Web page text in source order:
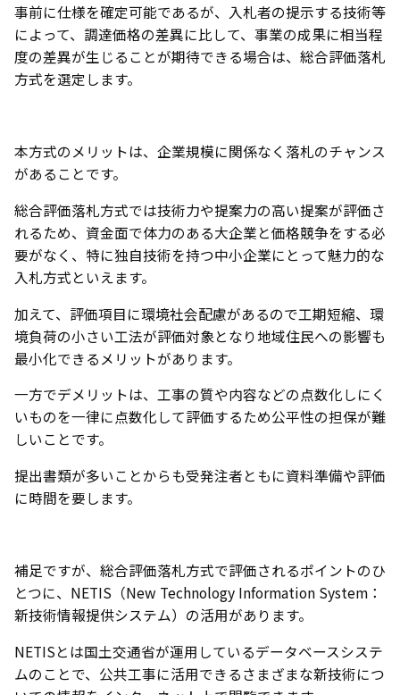
事前に仕様を確定可能であるが、入札者の提示する技術等
によって、調達価格の差異に比して、事業の成果に相当程
度の差異が生じることが期待できる場合は、総合評価落札
方式を選定します。
本方式のメリットは、企業規模に関係なく落札のチャンス
があることです。
総合評価落札方式では技術力や提案力の高い提案が評価さ
れるため、資金面で体力のある大企業と価格競争をする必
要がなく、特に独自技術を持つ中小企業にとって魅力的な
入札方式といえます。
加えて、評価項目に環境社会配慮があるので工期短縮、環
境負荷の小さい工法が評価対象となり地域住民への影響も
最小化できるメリットがあります。
一方でデメリットは、工事の質や内容などの点数化しにく
いものを一律に点数化して評価するため公平性の担保が難
しいことです。
提出書類が多いことからも受発注者ともに資料準備や評価
に時間を要します。
補足ですが、総合評価落札方式で評価されるポイントのひ
とつに、NETIS（New Technology Information System：
新技術情報提供システム）の活用があります。
NETISとは国土交通省が運用しているデータベースシステ
ムのことで、公共工事に活用できるさまざまな新技術につ